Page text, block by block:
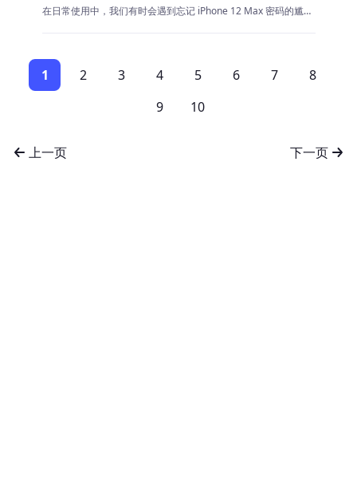
在日常使用中，我们有时会遇到忘记 iPhone 12 Max 密码的尴尬情况，导致无法正常使用手机。别着急，本文将为您介绍几种快速解锁忘记密码的 iPhone 12 Max 的方法。
1 2 3 4 5 6 7
8
9
10
上一页 下一页